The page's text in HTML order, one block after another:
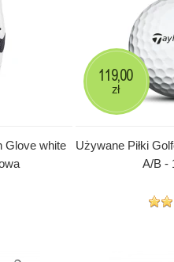
Glove white
Używane Piłki
A/B -
119,00
zł